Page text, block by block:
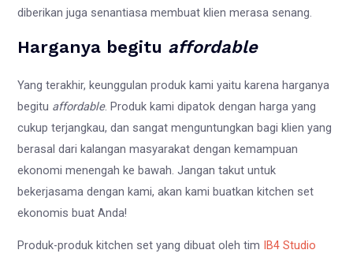
diberikan juga senantiasa membuat klien merasa senang.
Harganya begitu affordable
Yang terakhir, keunggulan produk kami yaitu karena harganya
begitu affordable. Produk kami dipatok dengan harga yang
cukup terjangkau, dan sangat menguntungkan bagi klien yang
berasal dari kalangan masyarakat dengan kemampuan
ekonomi menengah ke bawah. Jangan takut untuk
bekerjasama dengan kami, akan kami buatkan kitchen set
ekonomis buat Anda!
Produk-produk kitchen set yang dibuat oleh tim IB4 Studio